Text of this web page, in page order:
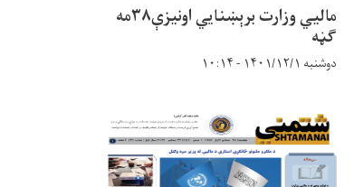
مالیي وزارت برېښنایي اونیزې۳۸مه
ګڼه
دوشنبه ۱۴۰۱/۱۲/۱ - ۱۰:۱۴